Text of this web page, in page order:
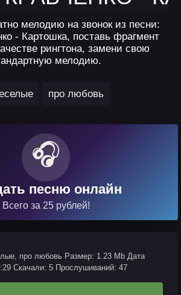
мелодию на звонок из песни:
- Картошка, поставь фрагмент
рингтона, замени свою
мелодию.
про любовь
🎧
песню онлайн
Всего за 25 рублей!
про любовь Размер: 1.23 Mb Дата
Скачали: 5 Прослушиваний: 47